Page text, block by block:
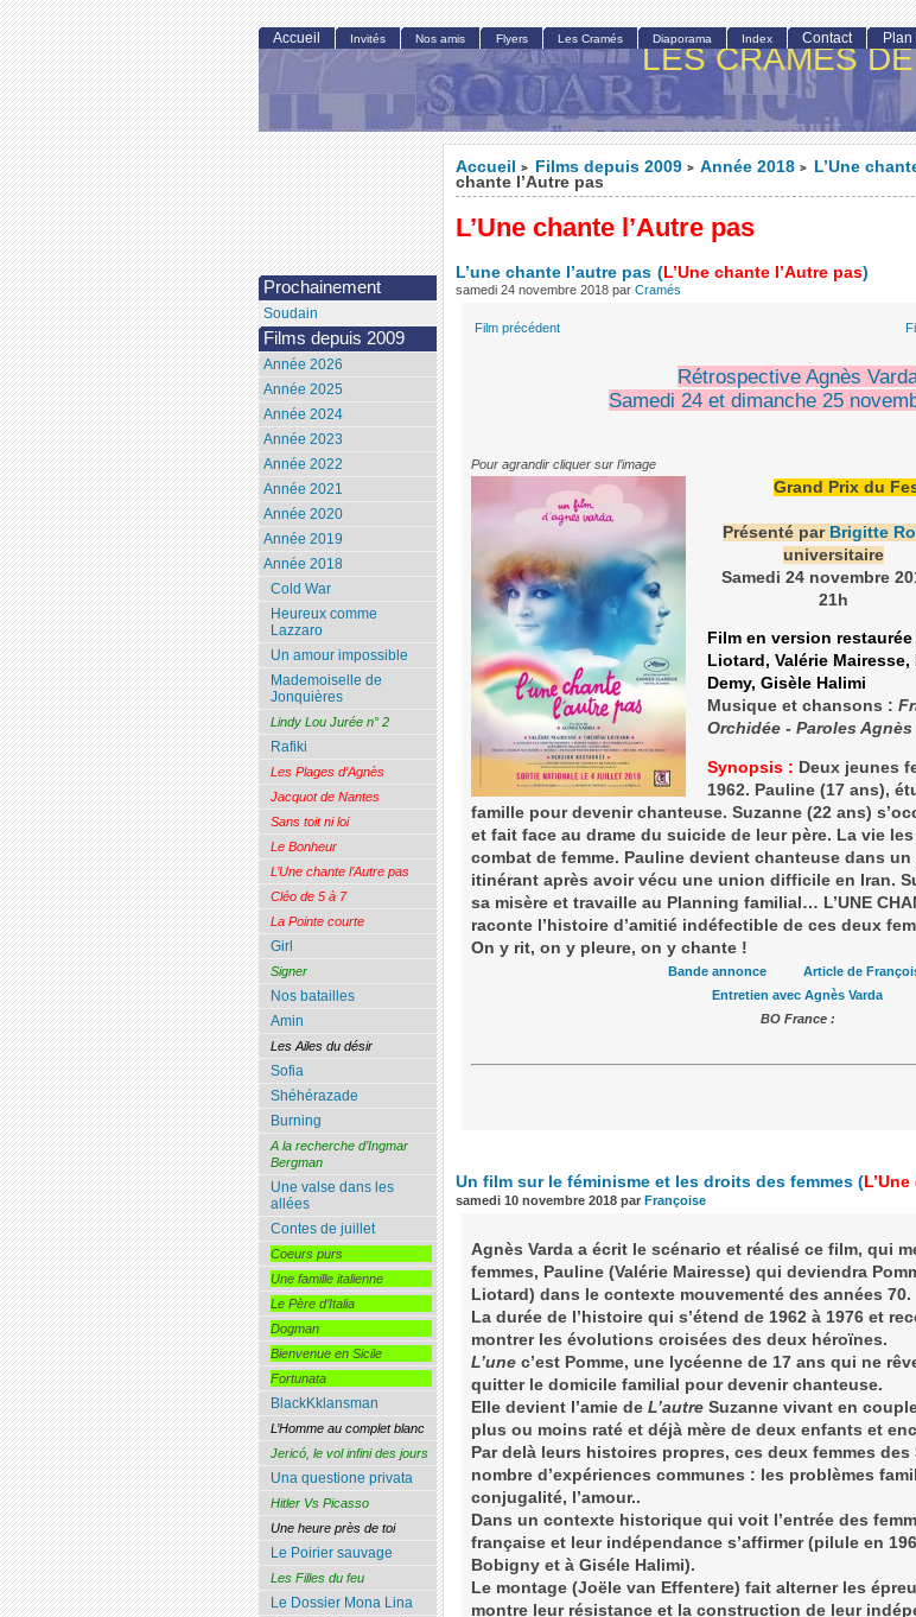
LES CRAMÉS
Accueil > Films depuis 2009 > Année 2018 > L’Une
chante l’Autre pas
L’Une chante l’Autre pas
L’une chante l’autre pas (L’Une chante l’Autre pas)
samedi 24 novembre 2018 par Cramés
Film précédent
Rétrospective Agnès
Samedi 24 et dimanche 25
Pour agrandir cliquer sur l’image
Grand Prix du
Présenté par Brigitte
universitaire
Samedi 24 novembre
21h
Film en version
Liotard, Valérie
Demy, Gisèle Halimi
Musique et chansons :
Orchidée - Paroles Agnès
Synopsis : Deux jeunes
1962. Pauline (17 ans),
famille pour devenir chanteuse. Suzanne (22 ans)
et fait face au drame du suicide de leur père. La vie
combat de femme. Pauline devient chanteuse dans
itinérant après avoir vécu une union difficile en Iran.
sa misère et travaille au Planning familial… L’UNE
raconte l’histoire d’amitié indéfectible de ces deux
On y rit, on y pleure, on y chante !
Bande annonce
Article de
Entretien avec Agnès Varda
BO France :
Un film sur le féminisme et les droits des femmes (
samedi 10 novembre 2018 par Françoise
Agnès Varda a écrit le scénario et réalisé ce film, qui
femmes, Pauline (Valérie Mairesse) qui deviendra
Liotard) dans le contexte mouvementé des années 70.
La durée de l’histoire qui s’étend de 1962 à 1976 et
montrer les évolutions croisées des deux héroïnes.
L’unec’est Pomme, une lycéenne de 17 ans qui ne
quitter le domicile familial pour devenir chanteuse.
Elle devient l’amie de L’autreSuzanne vivant en
plus ou moins raté et déjà mère de deux enfants et
Par delà leurs histoires propres, ces deux femmes
nombre d’expériences communes : les problèmes
conjugalité, l’amour..
Dans un contexte historique qui voit l’entrée des
française et leur indépendance s’affirmer (pilule en
Bobigny et à Giséle Halimi).
Le montage (Joële van Effentere) fait alterner les
montre leur résistance et la construction de leur
Accueil Invités Nos amis Flyers Les Cramés Diaporama Index Contact Plan
Prochainement
Soudain
Films depuis 2009
Année 2026
Année 2025
Année 2024
Année 2023
Année 2022
Année 2021
Année 2020
Année 2019
Année 2018
Cold War
Heureux comme
Lazzaro
Un amour impossible
Mademoiselle de
Jonquières
Lindy Lou Jurée n° 2
Rafiki
Les Plages d’Agnès
Jacquot de Nantes
Sans toit ni loi
Le Bonheur
L’Une chante l’Autre pas
Cléo de 5 à 7
La Pointe courte
Girl
Signer
Nos batailles
Amin
Les Ailes du désir
Sofia
Shéhérazade
Burning
A la recherche d’Ingmar
Bergman
Une valse dans les
allées
Contes de juillet
Coeurs purs
Une famille italienne
Le Père d’Italia
Dogman
Bienvenue en Sicile
Fortunata
BlackKklansman
L’Homme au complet blanc
Jericó, le vol infini des jours
Una questione privata
Hitler Vs Picasso
Une heure près de toi
Le Poirier sauvage
Les Filles du feu
Le Dossier Mona Lina